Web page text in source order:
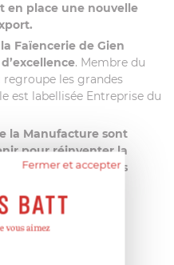
en place une nouvelle
Faïencerie de Gien
. Membre du
les grandes
est labellisée Entreprise du
la Manufacture sont
pour réinventer la
s’appuyant sur ses
Fermer et accepter